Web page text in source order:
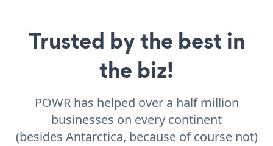
Trusted by the best in
the biz!
POWR has helped over a half million
businesses on every continent
(besides Antarctica, because of course not)